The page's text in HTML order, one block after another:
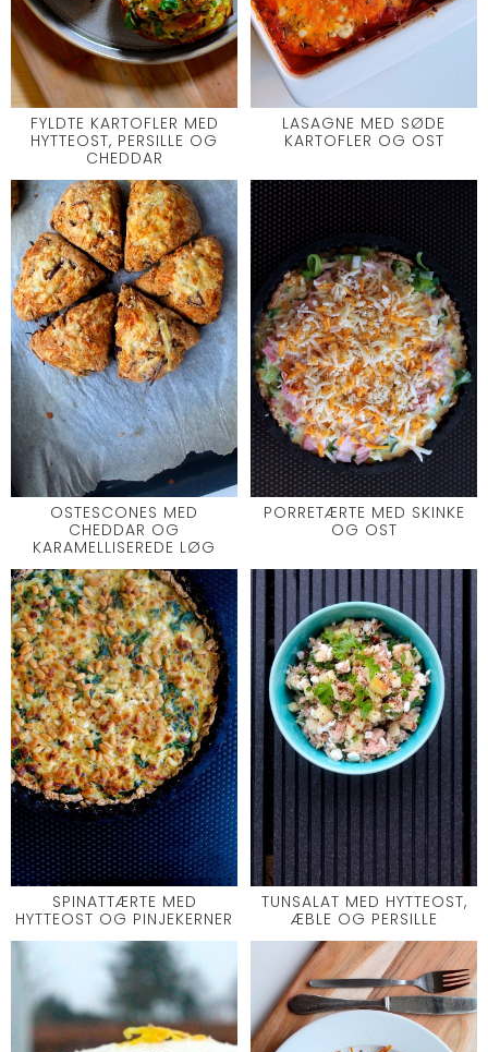
FYLDTE KARTOFLER MED
HYTTEOST, PERSILLE OG
CHEDDAR
LASAGNE MED SØDE
KARTOFLER OG OST
OSTESCONES MED
CHEDDAR OG
KARAMELLISEREDE LØG
PORRETÆRTE MED SKINKE
OG OST
SPINATTÆRTE MED
HYTTEOST OG PINJEKERNER
TUNSALAT MED HYTTEOST,
ÆBLE OG PERSILLE